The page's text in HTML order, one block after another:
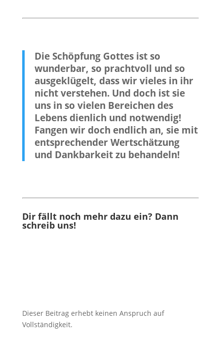
Die Schöpfung Gottes ist so
wunderbar, so prachtvoll und so
ausgeklügelt, dass wir vieles in ihr
nicht verstehen. Und doch ist sie
uns in so vielen Bereichen des
Lebens dienlich und notwendig!
Fangen wir doch endlich an, sie mit
entsprechender Wertschätzung
und Dankbarkeit zu behandeln!
Dir fällt noch mehr dazu ein? Dann
schreib uns!
Dieser Beitrag erhebt keinen Anspruch auf
Vollständigkeit.